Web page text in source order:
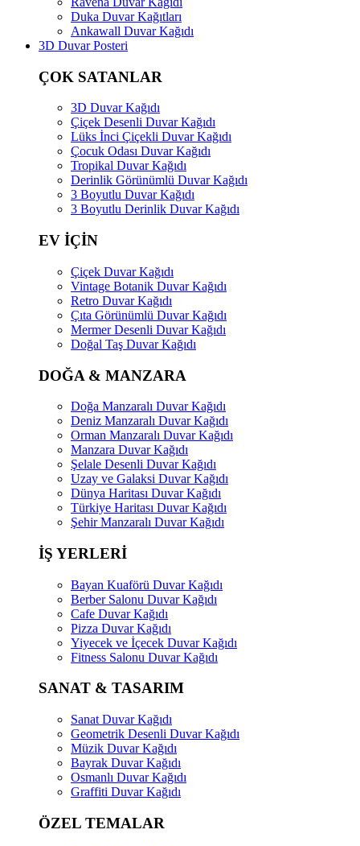
Duka Duvar Kağıtları
Ankawall Duvar Kağıdı
3D Duvar Posteri
ÇOK SATANLAR
3D Duvar Kağıdı
Çiçek Desenli Duvar Kağıdı
Lüks İnci Çiçekli Duvar Kağıdı
Çocuk Odası Duvar Kağıdı
Tropikal Duvar Kağıdı
Derinlik Görünümlü Duvar Kağıdı
3 Boyutlu Duvar Kağıdı
3 Boyutlu Derinlik Duvar Kağıdı
EV İÇİN
Çiçek Duvar Kağıdı
Vintage Botanik Duvar Kağıdı
Retro Duvar Kağıdı
Çıta Görünümlü Duvar Kağıdı
Mermer Desenli Duvar Kağıdı
Doğal Taş Duvar Kağıdı
DOĞA & MANZARA
Doğa Manzaralı Duvar Kağıdı
Deniz Manzaralı Duvar Kağıdı
Orman Manzaralı Duvar Kağıdı
Manzara Duvar Kağıdı
Şelale Desenli Duvar Kağıdı
Uzay ve Galaksi Duvar Kağıdı
Dünya Haritası Duvar Kağıdı
Türkiye Haritası Duvar Kağıdı
Şehir Manzaralı Duvar Kağıdı
İŞ YERLERİ
Bayan Kuaförü Duvar Kağıdı
Berber Salonu Duvar Kağıdı
Cafe Duvar Kağıdı
Pizza Duvar Kağıdı
Yiyecek ve İçecek Duvar Kağıdı
Fitness Salonu Duvar Kağıdı
SANAT & TASARIM
Sanat Duvar Kağıdı
Geometrik Desenli Duvar Kağıdı
Müzik Duvar Kağıdı
Bayrak Duvar Kağıdı
Osmanlı Duvar Kağıdı
Graffiti Duvar Kağıdı
ÖZEL TEMALAR